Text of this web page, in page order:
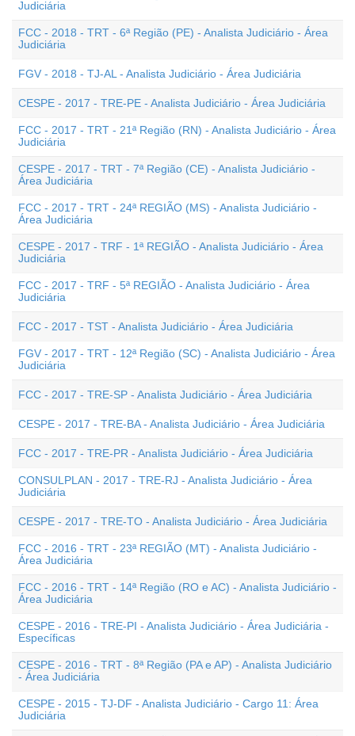
Judiciária
FCC - 2018 - TRT - 6ª Região (PE) - Analista Judiciário - Área
Judiciária
FGV - 2018 - TJ-AL - Analista Judiciário - Área Judiciária
CESPE - 2017 - TRE-PE - Analista Judiciário - Área Judiciária
FCC - 2017 - TRT - 21ª Região (RN) - Analista Judiciário - Área
Judiciária
CESPE - 2017 - TRT - 7ª Região (CE) - Analista Judiciário -
Área Judiciária
FCC - 2017 - TRT - 24ª REGIÃO (MS) - Analista Judiciário -
Área Judiciária
CESPE - 2017 - TRF - 1ª REGIÃO - Analista Judiciário - Área
Judiciária
FCC - 2017 - TRF - 5ª REGIÃO - Analista Judiciário - Área
Judiciária
FCC - 2017 - TST - Analista Judiciário - Área Judiciária
FGV - 2017 - TRT - 12ª Região (SC) - Analista Judiciário - Área
Judiciária
FCC - 2017 - TRE-SP - Analista Judiciário - Área Judiciária
CESPE - 2017 - TRE-BA - Analista Judiciário - Área Judiciária
FCC - 2017 - TRE-PR - Analista Judiciário - Área Judiciária
CONSULPLAN - 2017 - TRE-RJ - Analista Judiciário - Área
Judiciária
CESPE - 2017 - TRE-TO - Analista Judiciário - Área Judiciária
FCC - 2016 - TRT - 23ª REGIÃO (MT) - Analista Judiciário -
Área Judiciária
FCC - 2016 - TRT - 14ª Região (RO e AC) - Analista Judiciário -
Área Judiciária
CESPE - 2016 - TRE-PI - Analista Judiciário - Área Judiciária -
Específicas
CESPE - 2016 - TRT - 8ª Região (PA e AP) - Analista Judiciário
- Área Judiciária
CESPE - 2015 - TJ-DF - Analista Judiciário - Cargo 11: Área
Judiciária